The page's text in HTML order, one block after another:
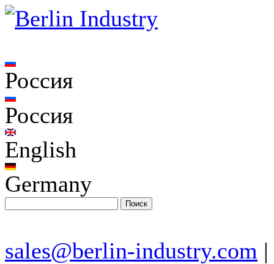
Россия
Россия
English
Germany
sales@berlin-industry.com |